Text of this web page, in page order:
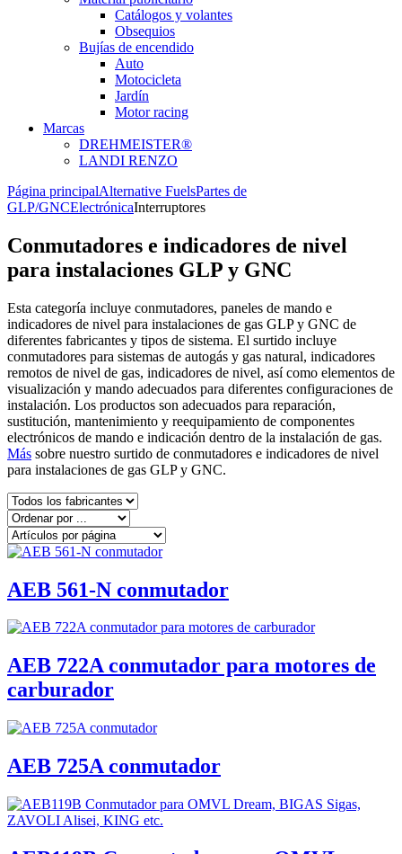
Catálogos y volantes
Obsequios
Bujías de encendido
Auto
Motocicleta
Jardín
Motor racing
Marcas
DREHMEISTER®
LANDI RENZO
Página principalAlternative FuelsPartes de
GLP/GNCElectrónicaInterruptores
Conmutadores e indicadores de nivel
para instalaciones GLP y GNC
Esta categoría incluye conmutadores, paneles de mando e
indicadores de nivel para instalaciones de gas GLP y GNC de
diferentes fabricantes y tipos de sistema. El surtido incluye
conmutadores para sistemas de autogás y gas natural, indicadores
remotos de nivel de gas, indicadores de nivel, así como elementos de
visualización y mando adecuados para diferentes configuraciones de
instalación. Los productos son adecuados para reparación,
sustitución, mantenimiento y reequipamiento de componentes
electrónicos de mando e indicación dentro de la instalación de gas.
Más sobre nuestro surtido de conmutadores e indicadores de nivel
para instalaciones de gas GLP y GNC.
AEB 561-N conmutador
AEB 722A conmutador para motores de
carburador
AEB 725A conmutador